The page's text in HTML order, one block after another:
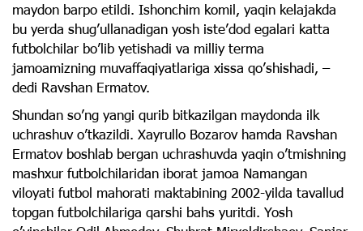
maydon barpo etildi. Ishonchim komil, yaqin kelajakda
bu yerda shugʼullanadigan yosh isteʼdod egalari katta
futbolchilar boʼlib yetishadi va milliy terma
jamoamizning muvaffaqiyatlariga xissa qoʼshishadi, –
dedi Ravshan Ermatov.
Shundan soʼng yangi qurib bitkazilgan maydonda ilk
uchrashuv oʼtkazildi. Xayrullo Bozarov hamda Ravshan
Ermatov boshlab bergan uchrashuvda yaqin oʼtmishning
mashxur futbolchilaridan iborat jamoa Namangan
viloyati futbol mahorati maktabining 2002-yilda tavallud
topgan futbolchilariga qarshi bahs yuritdi. Yosh